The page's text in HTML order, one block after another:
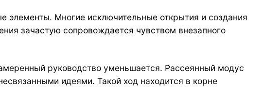
элементы. Многие исключительные открытия и создания
зачастую сопровождается чувством внезапного
руководство уменьшается. Рассеянный модус
идеями. Такой ход находится в корне